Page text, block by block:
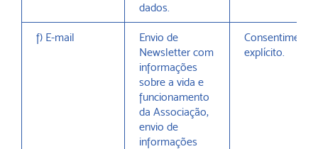
dados.
f) E-mail
Envio de
Newsletter com
informações
sobre a vida e
funcionamento
da Associação,
envio de
informações
Consentimento
explícito.